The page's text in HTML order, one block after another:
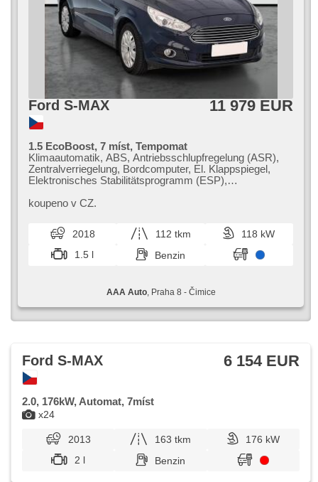
Ford S-MAX 11 979 EUR
1.5 EcoBoost, 7 míst, Tempomat
Klimaautomatik, ABS, Antriebsschlupfregelung (ASR),
Zentralverriegelung, Bordcomputer, El. Klappspiegel,
Elektronisches Stabilitätsprogramm (ESP),
Scheibenwischersensor, Reifendrucksensor, 8x Airbag,
Autoradio, Handgetriebe
koupeno v CZ.
2018 112 tkm
118 kW
1.5 l
Benzin
AAA Auto, Praha 8 - Čimice
x24
Ford S-MAX 6 154 EUR
2.0, 176kW, Automat, 7míst
2013 163 tkm
176 kW
2 l
Benzin